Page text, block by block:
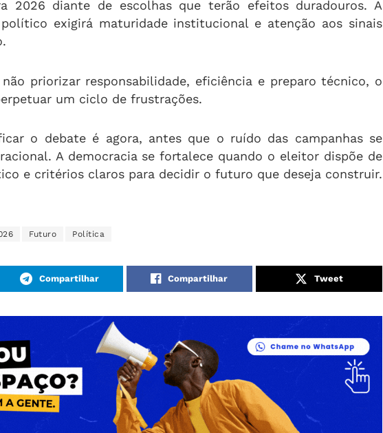
2026 diante de escolhas que terão efeitos duradouros. A
exigirá maturidade institucional e atenção aos sinais
priorizar responsabilidade, eficiência e preparo técnico, o
um ciclo de frustrações.
o debate é agora, antes que o ruído das campanhas se
A democracia se fortalece quando o eleitor dispõe de
e critérios claros para decidir o futuro que deseja construir.
Futuro Política
Compartilhar Compartilhar Tweet